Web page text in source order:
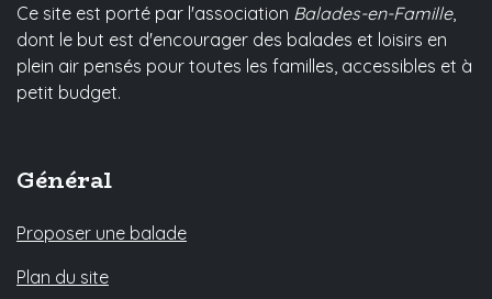
Ce site est porté par l'association Balades-en-Famille,
dont le but est d'encourager des balades et loisirs en
plein air pensés pour toutes les familles, accessibles et à
petit budget.
Général
Proposer une balade
Plan du site